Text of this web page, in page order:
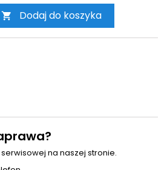
 Dodaj do koszyka
serwisowej na naszej stronie.